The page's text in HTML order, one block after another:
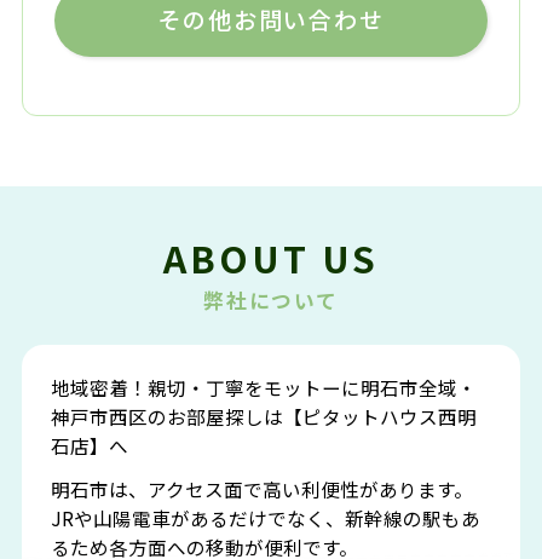
その他お問い合わせ
ABOUT US
弊社について
地域密着！親切・丁寧をモットーに明石市全域・
神戸市西区のお部屋探しは【ピタットハウス西明
石店】へ
明石市は、アクセス面で高い利便性があります。
JRや山陽電車があるだけでなく、新幹線の駅もあ
るため各方面への移動が便利です。